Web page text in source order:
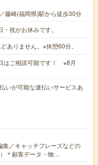
藤崎(福岡県)駅から徒歩30分
祝がお休みです。
りません。※休憩60分。
はご相談可能です！ ※8月
が可能な速払いサービスあ
集／キャッチフレーズなどの
＊顧客データ・物…